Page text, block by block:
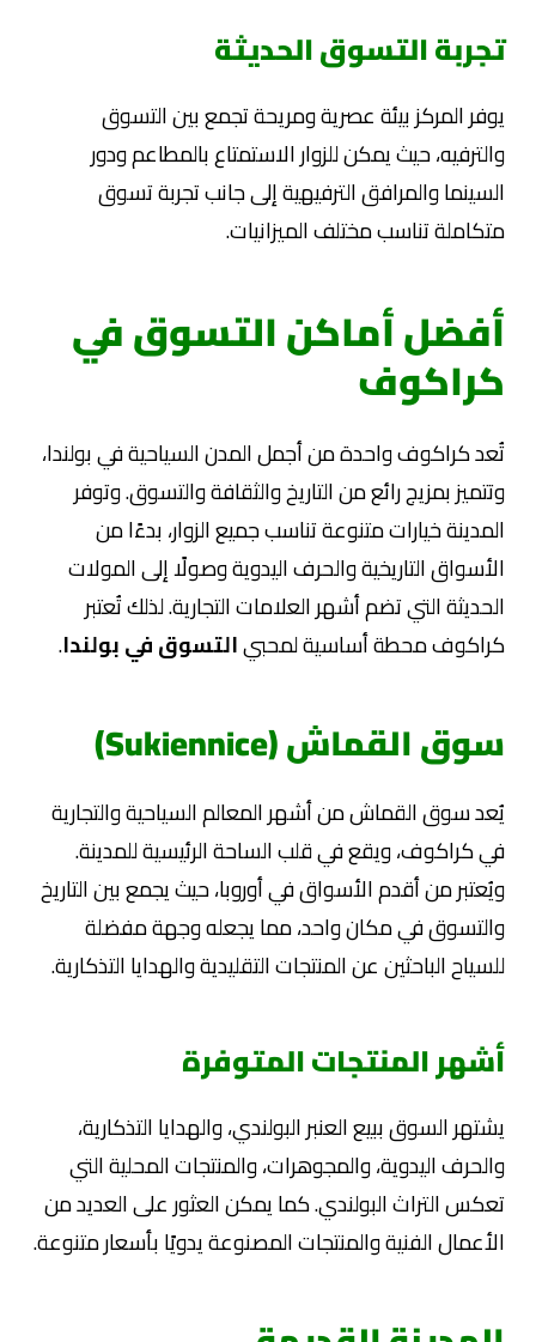
تجربة التسوق الحديثة
يوفر المركز بيئة عصرية ومريحة تجمع بين التسوق
والترفيه، حيث يمكن للزوار الاستمتاع بالمطاعم ودور
السينما والمرافق الترفيهية إلى جانب تجربة تسوق
متكاملة تناسب مختلف الميزانيات.
أفضل أماكن التسوق في
كراكوف
تُعد كراكوف واحدة من أجمل المدن السياحية في بولندا،
وتتميز بمزيج رائع من التاريخ والثقافة والتسوق. وتوفر
المدينة خيارات متنوعة تناسب جميع الزوار، بدءًا من
الأسواق التاريخية والحرف اليدوية وصولًا إلى المولات
الحديثة التي تضم أشهر العلامات التجارية. لذلك تُعتبر
كراكوف محطة أساسية لمحبيالتسوق في بولندا.
سوق القماش (Sukiennice)
يُعد سوق القماش من أشهر المعالم السياحية والتجارية
في كراكوف، ويقع في قلب الساحة الرئيسية للمدينة.
ويُعتبر من أقدم الأسواق في أوروبا، حيث يجمع بين التاريخ
والتسوق في مكان واحد، مما يجعله وجهة مفضلة
للسياح الباحثين عن المنتجات التقليدية والهدايا التذكارية.
أشهر المنتجات المتوفرة
يشتهر السوق ببيع العنبر البولندي، والهدايا التذكارية،
والحرف اليدوية، والمجوهرات، والمنتجات المحلية التي
تعكس التراث البولندي. كما يمكن العثور على العديد من
الأعمال الفنية والمنتجات المصنوعة يدويًا بأسعار متنوعة.